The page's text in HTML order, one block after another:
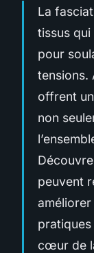
La
tissus qui
pour
tensions.
offrent
non
peuvent
cœur de